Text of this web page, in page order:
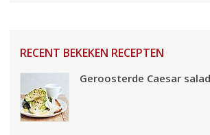
RECENT BEKEKEN RECEPTEN
Geroosterde Caesar